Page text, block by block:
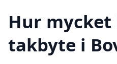
Hur
takbyte i